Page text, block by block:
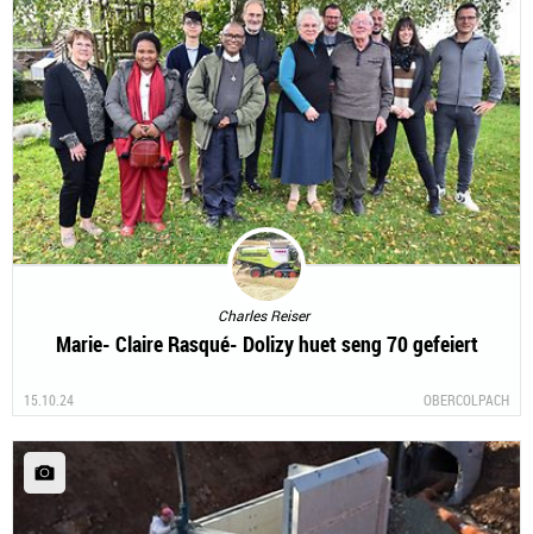
Charles Reiser
Marie- Claire Rasqué- Dolizy huet seng 70 gefeiert
15.10.24 OBERCOLPACH